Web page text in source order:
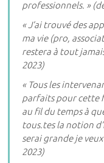
professionnels. »
« J’ai trouvé des
ma vie (pro,
restera à tout
2023)
« Tous les
parfaits pour cette
au fil du temps à
tous.tes la notion
serai grande je
2023)